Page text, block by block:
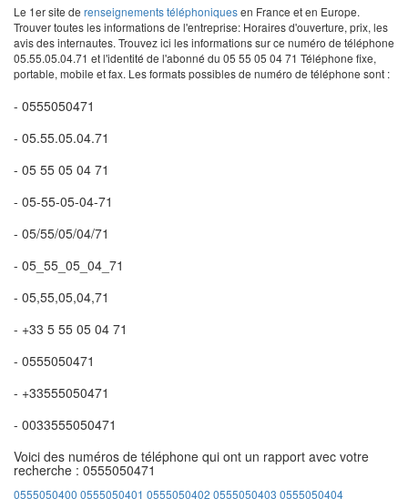
Le 1er site de renseignements téléphoniquesen France et en Europe.
Trouver toutes les informations de l'entreprise: Horaires d'ouverture, prix, les
avis des internautes. Trouvez ici les informations sur ce numéro de téléphone
05.55.05.04.71 et l'identité de l'abonné du 05 55 05 04 71 Téléphone fixe,
portable, mobile et fax. Les formats possibles de numéro de téléphone sont :
- 0555050471
- 05.55.05.04.71
- 05 55 05 04 71
- 05-55-05-04-71
- 05/55/05/04/71
- 05_55_05_04_71
- 05,55,05,04,71
- +33 5 55 05 04 71
- 0555050471
- +33555050471
- 0033555050471
Voici des numéros de téléphone qui ont un rapport avec votre
recherche : 0555050471
0555050400 0555050401 0555050402 0555050403 0555050404